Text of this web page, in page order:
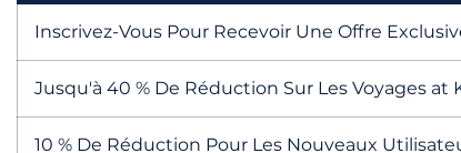
Inscrivez-Vous Pour Recevoir Une Offre
Jusqu'à 40 % De Réduction Sur Les Voyages at
10 % De Réduction Pour Les Nouveaux